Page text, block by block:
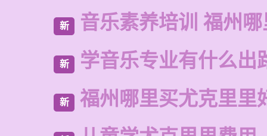
新 音乐素养培训 福州
新 学音乐专业有什么出
新 福州哪里买尤克里里